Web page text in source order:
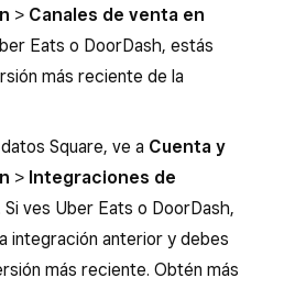
> Canales de venta en
Eats o DoorDash, estás
más reciente de la
Square, ve a Cuenta y
> Integraciones de
Si ves Uber Eats o DoorDash,
integración anterior y debes
más reciente. Obtén más